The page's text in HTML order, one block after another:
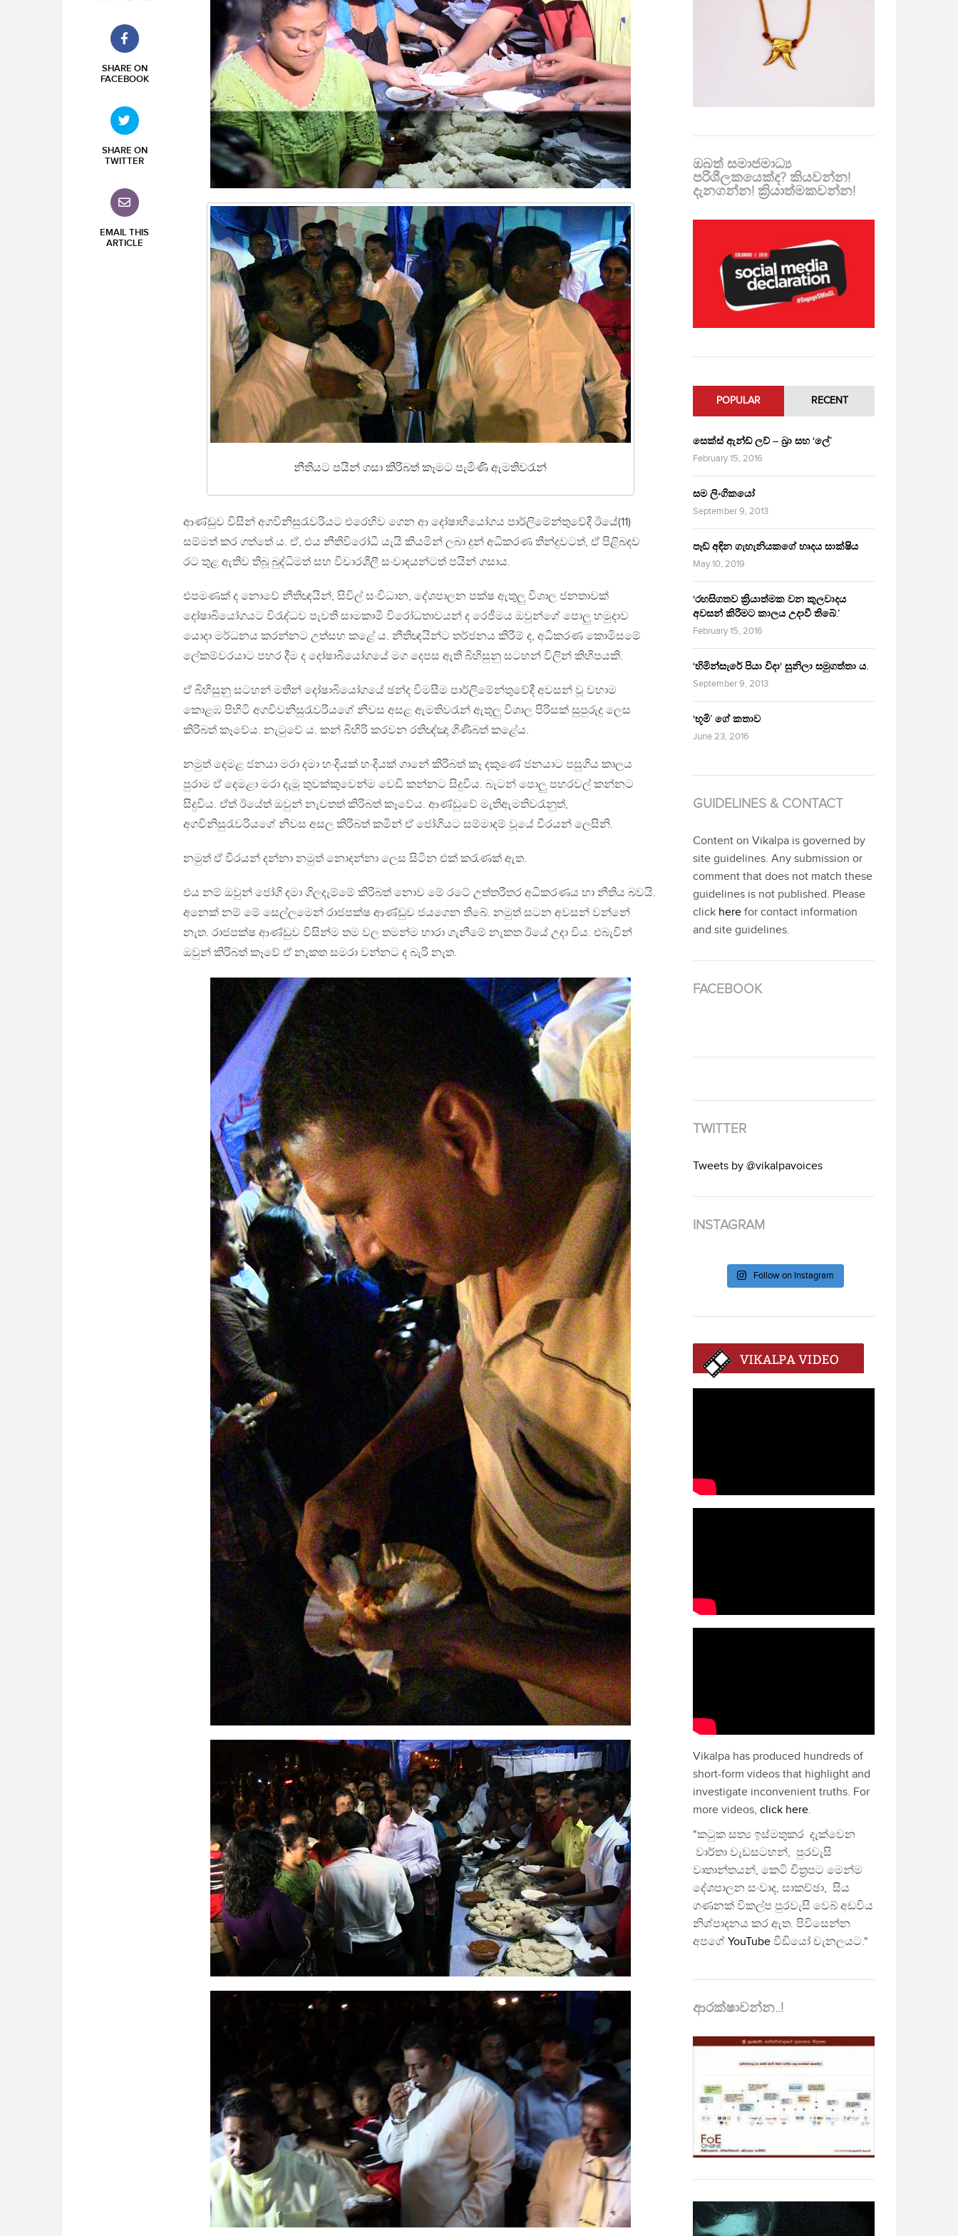
SHARE ON
FACEBOOK
SHARE ON
TWITTER
EMAIL THIS
ARTICLE
නීතියට පයින් ගසා කිරිබත් කෑමට පැමිණි ඇමතිවරැන්
ආණ්ඩුව විසින් අගවිනිසුරැවරියට එරෙහිව ගෙන ආ දෝෂාභියෝගය පාර්ලිමේන්තුවේදී ඊයේ(11)
සම්මත් කර ගත්තේ ය. ඒ, එය නීතිවිරෝධී යැයි කියමින් ලබා දුන් අධිකරණ තීන්දුවටත්, ඒ පිළිබදව
රට තුළ ඇතිව තිබූ බුද්ධිමත් සහ විචාරශීලී සංවාදයන්ටත් පයින් ගසාය.
එපමණක් ද නොවේ නීතිඥයින්, සිවිල් සංවිධාන, දේශපාලන පක්ෂ ඇතුලු විශාල ජනතාවක්
දෝෂාබියෝගයට විරැද්ධව පැවති සාමකාමී විරෝධතාවයන් ද රෙජීමය ඔවුන්ගේ පොලු හමුදාව
යොදා මර්ධනය කරන්නට උත්සහ කළේ ය. නීතිඥයින්ට තර්ජනය කිරීම් ද, අධිකරණ කොමිසමේ
ලේකම්වරයාට පහර දීම ද දෝෂාබියෝගයේ මග දෙපස ඇති බිහිසුනු සටහන් විලින් කිහිපයකි.
ඒ බිහිසුනු සටහන් මතින් දෝෂාබියෝගයේ ඡන්ද විමසීම පාර්ලිමේන්තුවේදී අවසන් වූ වහාම
කොළඹ පිහිටි අගවිවනිසුරැවරියගේ නිවස අසළ ඇමතිවරැන් ඇතුලු විශාල පිරිසක් සුපුරුදු ලෙස
කිරිබත් කෑවේය. නැටුවේ ය. කන් බිහිරි කරවන රතිඥ්ඤා ගිණිබත් කළේය.
නමුත් දෙමළ ජනයා මරා දමා හංදියක් හංදියක් ගානේ කිරිබත් කෑ දකුණේ ජනයාට පසුගිය කාලය
පුරාම ඒ දෙමළා මරා දැමූ තුවක්කුවෙන්ම වෙඩි කන්නට සිදුවිය. බැටන් පොලු පහරවල් කන්නට
සිදුවිය. ඒත් ඊයේත් ඔවුන් නැවතත් කිරිබත් කෑවේය. ආණ්ඩුවේ මැතිඇමතිවරැනුත්,
අගවිනිසුරැවරියගේ නිවස අසල කිරිබත් කමින් ඒ ජෝගියට සම්මාදම් වූයේ වීරයන් ලෙසිනි.
නමුත් ඒ වීරයන් දන්නා නමුත් නොදන්නා ලෙස සිටින එක් කරැණක් ඇත.
එය නම් ඔවුන් ජෝගි දමා ගිලදැම්මේ කිරිබත් නොව මේ රටේ උත්තරීතර අධිකරණය හා නීතිය බවයි.
අනෙක් නම් මේ සෙල්ලමෙන් රාජපක්ෂ ආණ්ඩුව ජයගෙන තිබේ. නමුත් සටන අවසන් වන්නේ
නැත. රාජපක්ෂ ආණ්ඩුව විසින්ම තම වල තමන්ම හාරා ගැනීමේ නැකත ඊයේ උදා විය. එබැවින්
ඔවුන් කිරිබත් කෑවේ ඒ නැකත සමරා වන්නට ද බැරි නැත.
ඔබත් සමාජමාධ්‍ය
පරිශීලකයෙක්ද? කියවන්න!
දැනගන්න! ක්‍රියාත්මකවන්න!
POPULAR RECENT
සෙක්ස් ඇන්ඩ් ලව් – බ්‍රා සහ ‘ලේ’
February 15, 2016
සම ලිංගිකයෝ
September 9, 2013
පෑඩ් අඳින ගැහැනියකගේ හෘදය සාක්ෂිය
May 10, 2019
‘රහසිගතව ක්‍රියාත්මක වන කුලවාදය
අවසන් කිරීමට කාලය උදාවී තිබේ.’
February 15, 2016
‘හිමින්සැරේ පියා විදා‘ සුනිලා සමුගත්තා ය.
September 9, 2013
‘භූමි’ ගේ කතාව
June 23, 2016
GUIDELINES & CONTACT
Content on Vikalpa is governed by
site guidelines. Any submission or
comment that does not match these
guidelines is not published. Please
click here for contact information
and site guidelines.
FACEBOOK
TWITTER
Tweets by @vikalpavoices
INSTAGRAM
Follow on Instagram
Vikalpa has produced hundreds of
short-form videos that highlight and
investigate inconvenient truths. For
more videos, click here.
"කටුක සත්‍ය ඉස්මතුකර දැක්වෙන
වාර්තා වැඩසටහන්, පුරවැසි
වෘතාන්තයන්, කෙටි චිත්‍රපට මෙන්ම
දේශපාලන සංවාද, සාකච්ඡා, සිය
ගණනක් විකල්ප පුරවැසි වෙබ් අඩවිය
නිශ්පාදනය කර ඇත. පිවිසෙන්න
අපගේ YouTube වීඩියෝ චැනලයට."
ආරක්ෂාවන්න..!